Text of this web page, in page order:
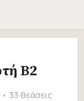
Β2
33 θεάσεις